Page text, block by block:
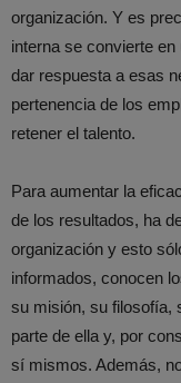
organización. Y es
interna se convierte
dar respuesta a esas
pertenencia de los
retener el talento.
Para aumentar la
de los resultados, ha
organización y esto
informados, conocen
su misión, su filosofía,
parte de ella y, por
sí mismos. Además,